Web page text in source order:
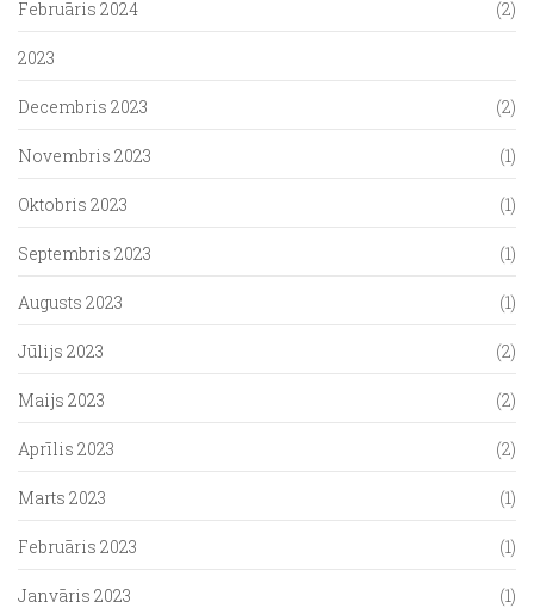
Februāris 2024 (2)
2023
Decembris 2023 (2)
Novembris 2023 (1)
Oktobris 2023 (1)
Septembris 2023 (1)
Augusts 2023 (1)
Jūlijs 2023 (2)
Maijs 2023 (2)
Aprīlis 2023 (2)
Marts 2023 (1)
Februāris 2023 (1)
Janvāris 2023 (1)